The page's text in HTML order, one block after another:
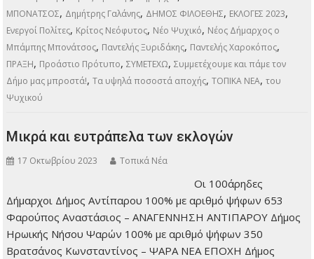
ΠΕΡΙΣΣΌΤΕΡΑ
Εκλογές 2023,ΕΚΛΟΓΕΣ 2023,Πρώτη σελίδα,ΣΥΜΜΕΤΕΧΩ
«Λαϊκή
Συσπείρωση»,αέρας την νίκης,Δήμαρχοι,ΔΗΜΑΡΧΟΣ ΜΠΑΜΠΗΣ
ΜΠΟΝΑΤΣΟΣ
Μπάμπης Μπονάτσος ,Παντελής Ξυριδάκης,Παντελής Χαροκόπος
ΠΡΑΞΗ Προάστιο Πρότυπο
Συμμετέχουμε και πάμε τον
Δήμο μας μπροστά!,Τα υψηλά ποσοστά αποχής
Μικρά και ευτράπελα των εκλογών
17 Οκτωβρίου 2023 Τοπικά Νέα